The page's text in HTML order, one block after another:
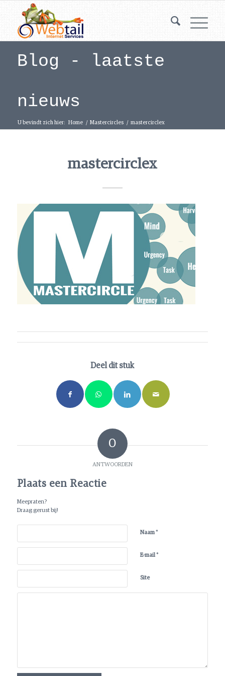
Blog - laatste
nieuws
U bevindt zich hier: Home / Mastercircles / mastercirclex
mastercirclex
Deel dit stuk
0
ANTWOORDEN
Plaats een Reactie
Meepraten?
Draag gerust bij!
Naam*
E-mail*
Site